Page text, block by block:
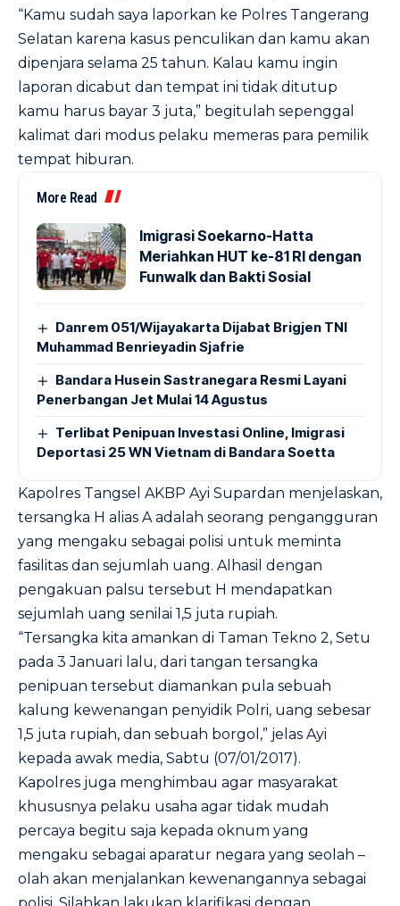
“Kamu sudah saya laporkan ke Polres Tangerang
Selatan karena kasus penculikan dan kamu akan
dipenjara selama 25 tahun. Kalau kamu ingin
laporan dicabut dan tempat ini tidak ditutup
kamu harus bayar 3 juta,” begitulah sepenggal
kalimat dari modus pelaku memeras para pemilik
tempat hiburan.
More Read
Imigrasi Soekarno-Hatta
Meriahkan HUT ke-81 RI dengan
Funwalk dan Bakti Sosial
Danrem 051/Wijayakarta Dijabat Brigjen TNI
Muhammad Benrieyadin Sjafrie
Bandara Husein Sastranegara Resmi Layani
Penerbangan Jet Mulai 14 Agustus
Terlibat Penipuan Investasi Online, Imigrasi
Deportasi 25 WN Vietnam di Bandara Soetta
Kapolres Tangsel AKBP Ayi Supardan menjelaskan,
tersangka H alias A adalah seorang pengangguran
yang mengaku sebagai polisi untuk meminta
fasilitas dan sejumlah uang. Alhasil dengan
pengakuan palsu tersebut H mendapatkan
sejumlah uang senilai 1,5 juta rupiah.
“Tersangka kita amankan di Taman Tekno 2, Setu
pada 3 Januari lalu, dari tangan tersangka
penipuan tersebut diamankan pula sebuah
kalung kewenangan penyidik Polri, uang sebesar
1,5 juta rupiah, dan sebuah borgol,” jelas Ayi
kepada awak media, Sabtu (07/01/2017).
Kapolres juga menghimbau agar masyarakat
khususnya pelaku usaha agar tidak mudah
percaya begitu saja kepada oknum yang
mengaku sebagai aparatur negara yang seolah –
olah akan menjalankan kewenangannya sebagai